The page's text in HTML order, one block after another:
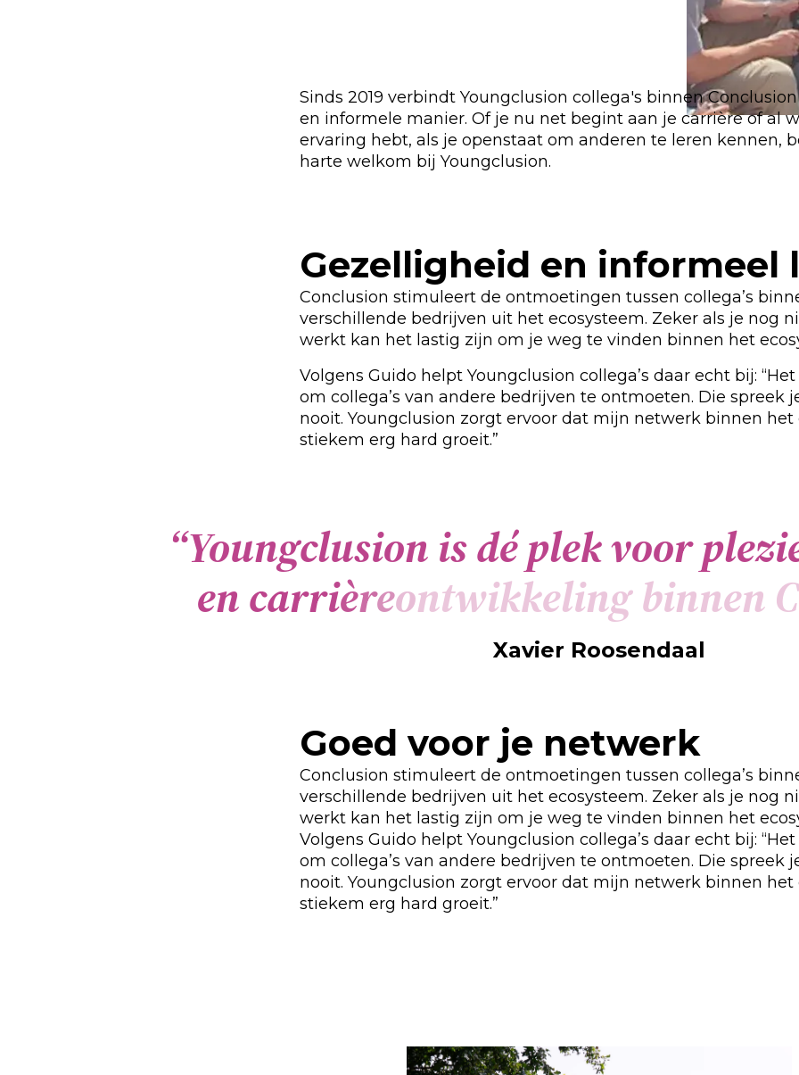
Sinds 2019 verbindt Youngclusion collega's binnen
en informele manier. Of je nu net begint aan je carrière of al
ervaring hebt, als je openstaat om anderen te leren kennen,
harte welkom bij Youngclusion.
Gezelligheid en informeel
Conclusion stimuleert de ontmoetingen tussen collega’s
verschillende bedrijven uit het ecosysteem. Zeker als je nog
werkt kan het lastig zijn om je weg te vinden binnen het
Volgens Guido helpt Youngclusion collega’s daar echt bij:
om collega’s van andere bedrijven te ontmoeten. Die spreek
nooit. Youngclusion zorgt ervoor dat mijn netwerk binnen het
stiekem erg hard groeit.”
“Youngclusionisdéplekvoorplezi
encarrièreontwikkelingbinnenC
Xavier Roosendaal
Goed voor je netwerk
Conclusion stimuleert de ontmoetingen tussen collega’s
verschillende bedrijven uit het ecosysteem. Zeker als je nog
werkt kan het lastig zijn om je weg te vinden binnen het
Volgens Guido helpt Youngclusion collega’s daar echt bij:
om collega’s van andere bedrijven te ontmoeten. Die spreek
nooit. Youngclusion zorgt ervoor dat mijn netwerk binnen het
stiekem erg hard groeit.”